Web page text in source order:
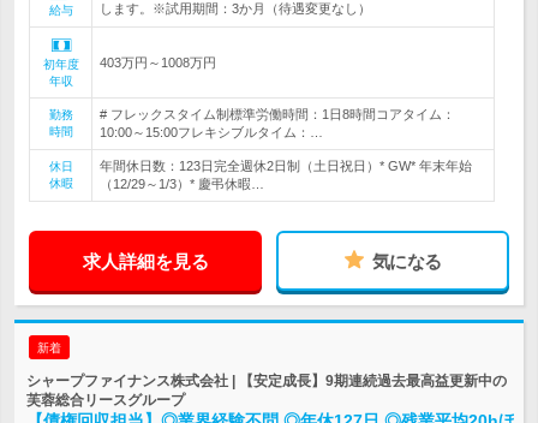
給与
します。※試用期間：3か月（待遇変更なし）
初年度
年収
403万円～1008万円
勤務
時間
# フレックスタイム制標準労働時間：1日8時間コアタイム：
10:00～15:00フレキシブルタイム：…
休日
休暇
年間休日数：123日完全週休2日制（土日祝日）* GW* 年末年始
（12/29～1/3）* 慶弔休暇…
求人詳細を見る 気になる
新着
シャープファイナンス株式会社 | 【安定成長】9期連続過去最高益更新中の
芙蓉総合リースグループ